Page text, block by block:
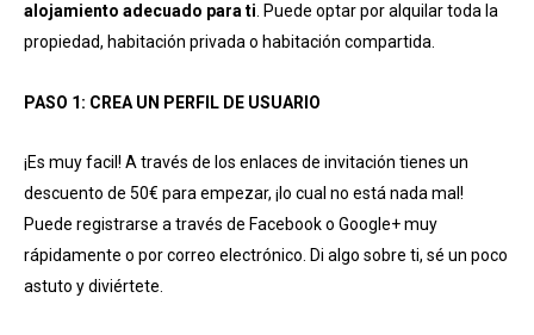
alojamiento adecuado para ti. Puede optar por alquilar toda la
propiedad, habitación privada o habitación compartida.
PASO 1: CREA UN PERFIL DE USUARIO
¡Es muy facil! A través de los enlaces de invitación tienes un
descuento de 50€ para empezar, ¡lo cual no está nada mal!
Puede registrarse a través de Facebook o Google+ muy
rápidamente o por correo electrónico. Di algo sobre ti, sé un poco
astuto y diviértete.